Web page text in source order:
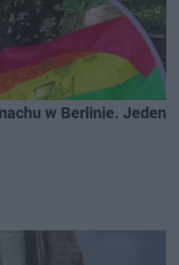
w Berlinie. Jeden